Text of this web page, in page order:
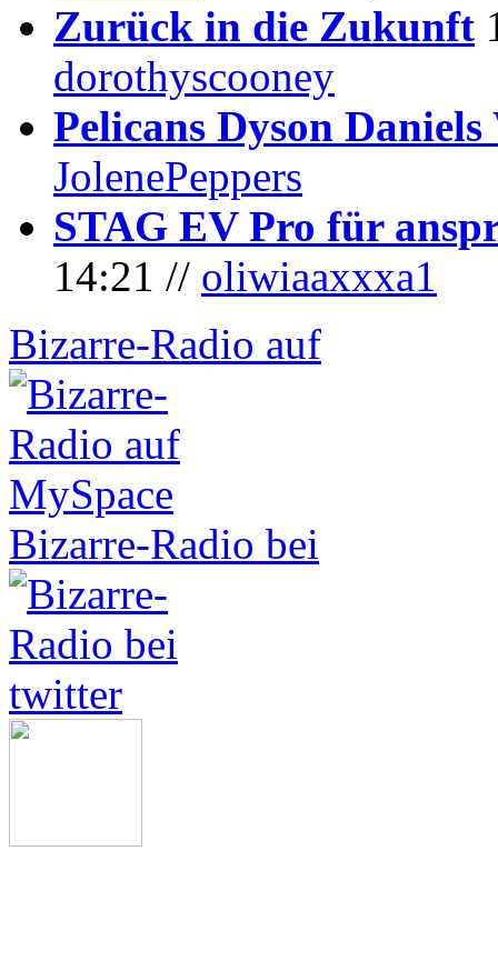
Zurück in die Zukunft
dorothyscooney
Pelicans Dyson
JolenePeppers
STAG EV Pro für
14:21 // oliwiaaxxxa1
Bizarre-Radio auf
Bizarre-Radio bei